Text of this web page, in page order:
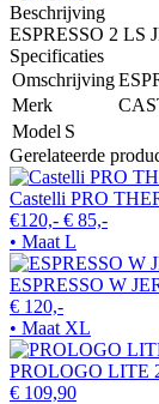
Beschrijving
ESPRESSO 2 LS
Specificaties
Omschrijving
Merk
Model S
Gerelateerde
Castelli PRO
€120,- € 85,-
• Maat L
ESPRESSO W
€ 120,-
• Maat XL
PROLOGO LITE
€ 109,90